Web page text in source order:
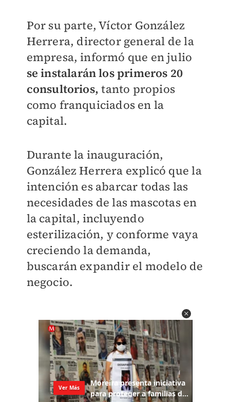
Por su parte, Víctor González
Herrera, director general de la
empresa, informó que en julio
se instalarán los primeros 20
consultorios, tanto propios
como franquiciados en la
capital.
Durante la inauguración,
González Herrera explicó que la
intención es abarcar todas las
necesidades de las mascotas en
la capital, incluyendo
esterilización, y conforme vaya
creciendo la demanda,
buscarán expandir el modelo de
negocio.